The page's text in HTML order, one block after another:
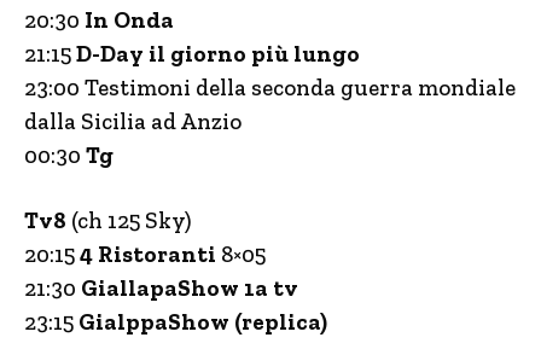
20:30 In Onda
21:15D-Day il giorno più lungo
23:00 Testimoni della seconda guerra mondiale
dalla Sicilia ad Anzio
00:30 Tg
Tv8 (ch 125 Sky)
20:154 Ristoranti 8×05
21:30 GiallapaShow 1a tv
23:15 GialppaShow (replica)